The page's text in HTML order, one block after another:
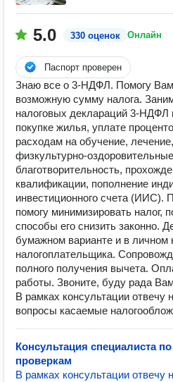
5.0 330 оценок Онлайн
Паспорт проверен
Знаю все о 3-НДФЛ. Помогу
возможную сумму налога.
налоговых деклараций 3-НДФЛ
покупке жилья, уплате
расходам на обучение,
физкультурно-
благотворительность,
квалификации, пополнение
инвестиционного счета (ИИС).
помогу минимизировать налог,
способы его снизить законно.
бумажном варианте и в личном
налогоплательщика.
полного получения вычета.
работы. Звоните, буду рада
В рамках консультации отвечу
вопросы касаемые
Консультация специалиста
проверкам
В рамках консультации отвечу